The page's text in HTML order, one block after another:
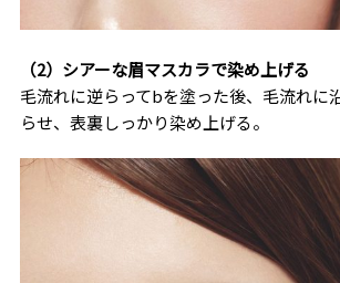
（2）シアーな眉マスカラで染め上げる
毛流れに逆らってbを塗った後、毛流れに
らせ、表裏しっかり染め上げる。